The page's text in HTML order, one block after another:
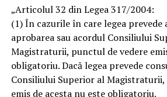
„Articolul 32 din Legea 317/2004:
(1) În cazurile în care legea
aprobarea sau acordul Consiliului
Magistraturii, punctul de vedere
obligatoriu. Dacă legea prevede
Consiliului Superior al
emis de acesta nu este obligatoriu.